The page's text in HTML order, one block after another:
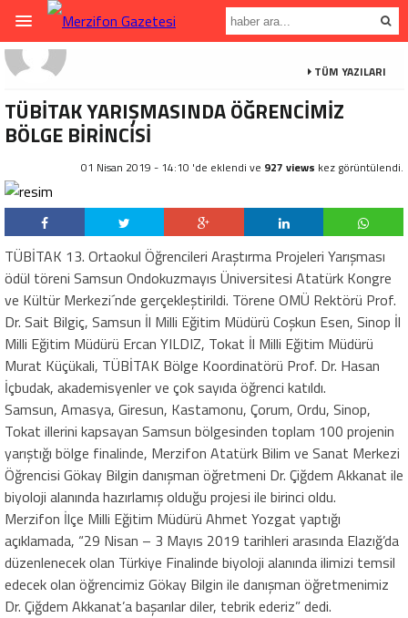
TÜM YAZILARI
TÜBİTAK YARIŞMASINDA ÖĞRENCİMİZ
BÖLGE BİRİNCİSİ
01 Nisan 2019 - 14:10 'de eklendi ve 927 views kez görüntülendi.
TÜBİTAK 13. Ortaokul Öğrencileri Araştırma Projeleri Yarışması
ödül töreni Samsun Ondokuzmayıs Üniversitesi Atatürk Kongre
ve Kültür Merkezi´nde gerçekleştirildi. Törene OMÜ Rektörü Prof.
Dr. Sait Bilgiç, Samsun İl Milli Eğitim Müdürü Coşkun Esen, Sinop İl
Milli Eğitim Müdürü Ercan YILDIZ, Tokat İl Milli Eğitim Müdürü
Murat Küçükali, TÜBİTAK Bölge Koordinatörü Prof. Dr. Hasan
İçbudak, akademisyenler ve çok sayıda öğrenci katıldı.
Samsun, Amasya, Giresun, Kastamonu, Çorum, Ordu, Sinop,
Tokat illerini kapsayan Samsun bölgesinden toplam 100 projenin
yarıştığı bölge finalinde, Merzifon Atatürk Bilim ve Sanat Merkezi
Öğrencisi Gökay Bilgin danışman öğretmeni Dr. Çiğdem Akkanat ile
biyoloji alanında hazırlamış olduğu projesi ile birinci oldu.
Merzifon İlçe Milli Eğitim Müdürü Ahmet Yozgat yaptığı
açıklamada, “29 Nisan – 3 Mayıs 2019 tarihleri arasında Elazığ’da
düzenlenecek olan Türkiye Finalinde biyoloji alanında ilimizi temsil
edecek olan öğrencimiz Gökay Bilgin ile danışman öğretmenimiz
Dr. Çiğdem Akkanat’a başarılar diler, tebrik ederiz” dedi.